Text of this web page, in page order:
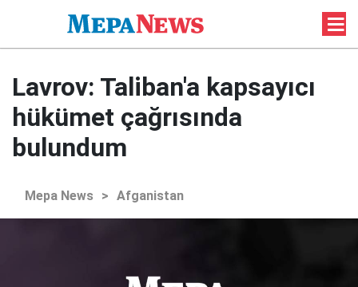
Lavrov: Taliban'a kapsayıcı
hükümet çağrısında
bulundum
Mepa News > Afganistan